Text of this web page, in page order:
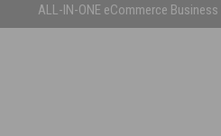
ALL-IN-ONE eCommerce